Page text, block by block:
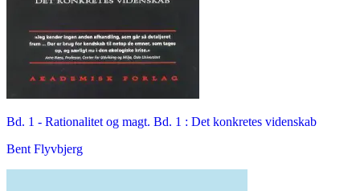
Bd. 1 - Rationalitet og magt. Bd. 1 : Det konkretes videnskab
Bent Flyvbjerg